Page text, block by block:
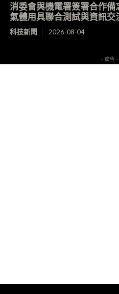
消委會與機電署簽署合作
氣體用具聯合測試與資訊交
科技新聞 2026-08-04
- 廣告 -